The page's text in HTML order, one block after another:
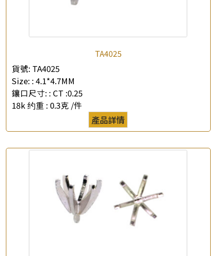
*你的名字
公司名稱
*聯絡電話
查詢以下產品
TA4025
貨號: TA4025
Size: : 4.1*4.7MM
鑲口尺寸: : CT :0.25
18k 约重 : 0.3克 /件
產品詳情